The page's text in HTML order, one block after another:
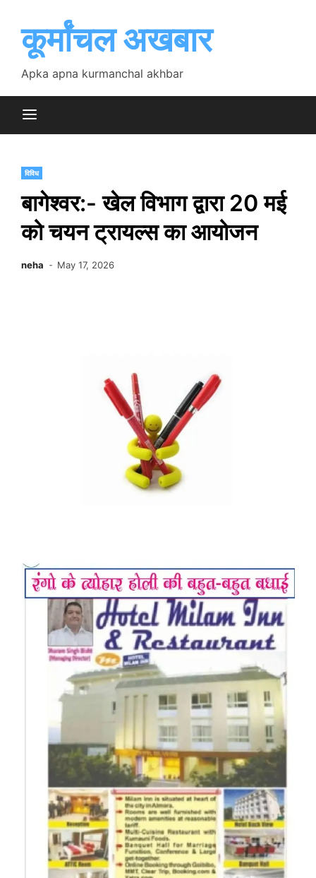
contentकूर्मांचल अखबार
Apka apna kurmanchal akhbar
विविध
बागेश्वर:- खेल विभाग द्वारा 20 मई
को चयन ट्रायल्स का आयोजन
neha May 17, 2026